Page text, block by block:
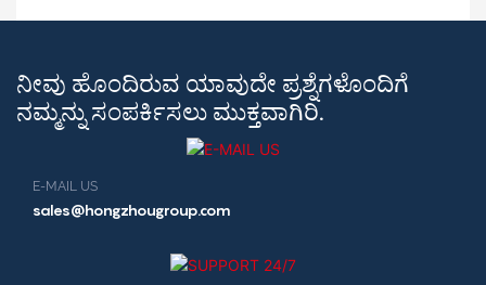
ನೀವು ಹೊಂದಿರುವ ಯಾವುದೇ ಪ್ರಶ್ನೆಗಳೊಂದಿಗೆ
ನಮ್ಮನ್ನು ಸಂಪರ್ಕಿಸಲು ಮುಕ್ತವಾಗಿರಿ.
E-MAIL US
sales@hongzhougroup.com